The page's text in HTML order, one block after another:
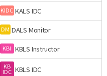
KIDC KALS IDC
DM DALS Monitor
KBI KBLS Instructor
KB
IDC KBLS IDC